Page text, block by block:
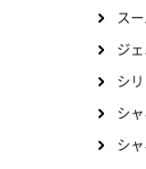
ス
ジ
シ
シ
シ